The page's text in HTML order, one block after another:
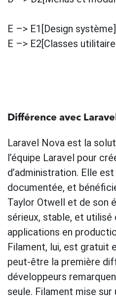
E –> E1[Design système]
E –> E2[Classes
Différence avec
Laravel Nova est la
l’équipe Laravel pour
d’administration. Elle
documentée, et
Taylor Otwell et de son
sérieux, stable, et utilisé
applications en
Filament, lui, est gratuit
peut-être la première
développeurs
seule. Filament mise sur